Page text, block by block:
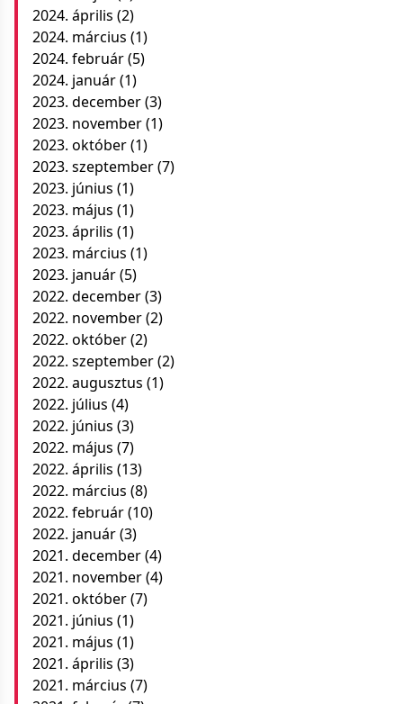
2024. április (2)
2024. március (1)
2024. február(5)
2024. január(1)
2023. december(3)
2023. november(1)
2023. október(1)
2023. szeptember(7)
2023. június (1)
2023. május (1)
2023. április (1)
2023. március (1)
2023. január(5)
2022. december(3)
2022. november(2)
2022. október(2)
2022. szeptember(2)
2022. augusztus (1)
2022. július (4)
2022. június (3)
2022. május (7)
2022. április (13)
2022. március (8)
2022. február(10)
2022. január(3)
2021. december(4)
2021. november(4)
2021. október(7)
2021. június (1)
2021. május (1)
2021. április (3)
2021. március (7)